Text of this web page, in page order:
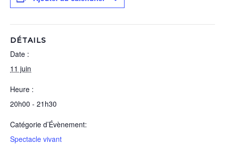
DÉTAILS
Date :
11 juin
Heure :
20h00 - 21h30
Catégorie d’Évènement:
Spectacle vivant